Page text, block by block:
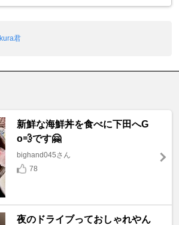
kura君
新鮮な海鮮丼を食べに下田へG
o💨です🤗
bighand045さん
78
夜のドライブっておしゃれやん